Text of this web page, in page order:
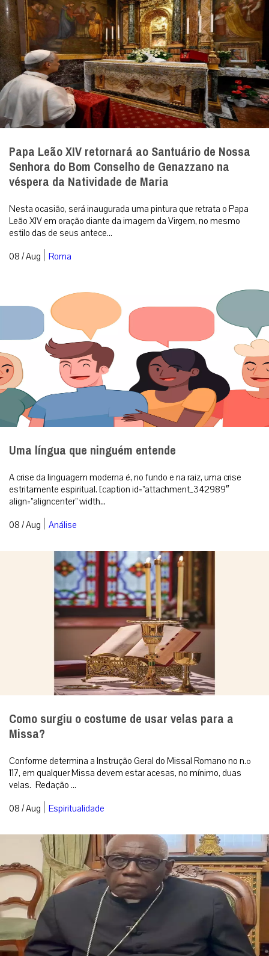
Papa Leão XIV retornará ao Santuário de Nossa
Senhora do Bom Conselho de Genazzano na
véspera da Natividade de Maria
Nesta ocasião, será inaugurada uma pintura que retrata o Papa
Leão XIV em oração diante da imagem da Virgem, no mesmo
estilo das de seus antece...
08 / Aug | Roma
Uma língua que ninguém entende
A crise da linguagem moderna é, no fundo e na raiz, uma crise
estritamente espiritual. [caption id=”attachment_342989″
align=”aligncenter” width...
08 / Aug | Análise
Como surgiu o costume de usar velas para a
Missa?
Conforme determina a Instrução Geral do Missal Romano no n.º
117, em qualquer Missa devem estar acesas, no mínimo, duas
velas. Redação ...
08 / Aug | Espiritualidade